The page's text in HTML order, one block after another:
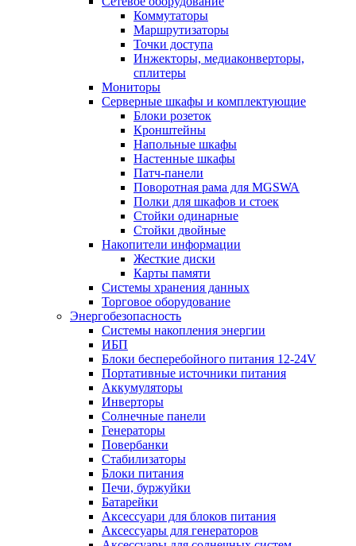
Коммутаторы
Маршрутизаторы
Точки доступа
Инжекторы, медиаконверторы,
сплитеры
Мониторы
Серверные шкафы и комплектующие
Блоки розеток
Кронштейны
Напольные шкафы
Настенные шкафы
Патч-панели
Поворотная рама для MGSWA
Полки для шкафов и стоек
Стойки одинарные
Стойки двойные
Накопители информации
Жесткие диски
Карты памяти
Системы хранения данных
Торговое оборудование
Энергобезопасность
Системы накопления энергии
ИБП
Блоки бесперебойного питания 12-24V
Портативные источники питания
Аккумуляторы
Инверторы
Солнечные панели
Генераторы
Повербанки
Стабилизаторы
Блоки питания
Печи, буржуйки
Батарейки
Аксессуари для блоков питания
Аксессуары для генераторов